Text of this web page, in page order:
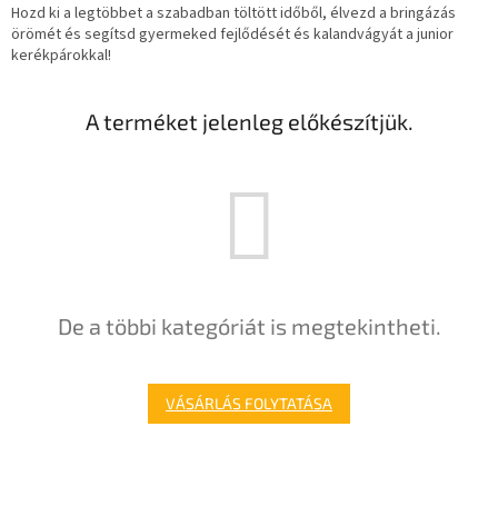
Hozd ki a legtöbbet a szabadban töltött időből, élvezd a bringázás
örömét és segítsd gyermeked fejlődését és kalandvágyát a junior
kerékpárokkal!
A terméket jelenleg előkészítjük.
De a többi kategóriát is megtekintheti.
VÁSÁRLÁS FOLYTATÁSA